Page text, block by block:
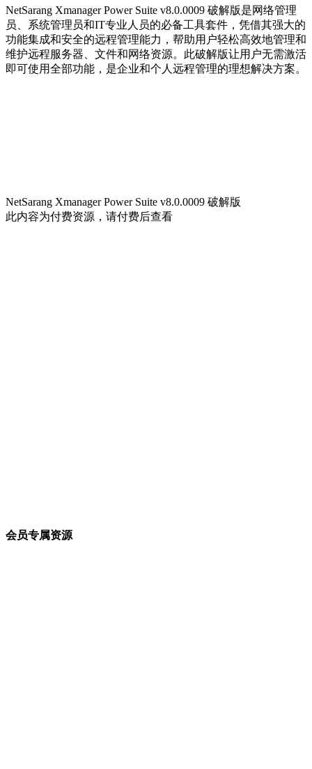
NetSarang Xmanager Power Suite v8.0.0009 破解版是网络管理
员、系统管理员和IT专业人员的必备工具套件，凭借其强大的
功能集成和安全的远程管理能力，帮助用户轻松高效地管理和
维护远程服务器、文件和网络资源。此破解版让用户无需激活
即可使用全部功能，是企业和个人远程管理的理想解决方案。
NetSarang Xmanager Power Suite v8.0.0009 破解版
此内容为付费资源，请付费后查看
会员专属资源